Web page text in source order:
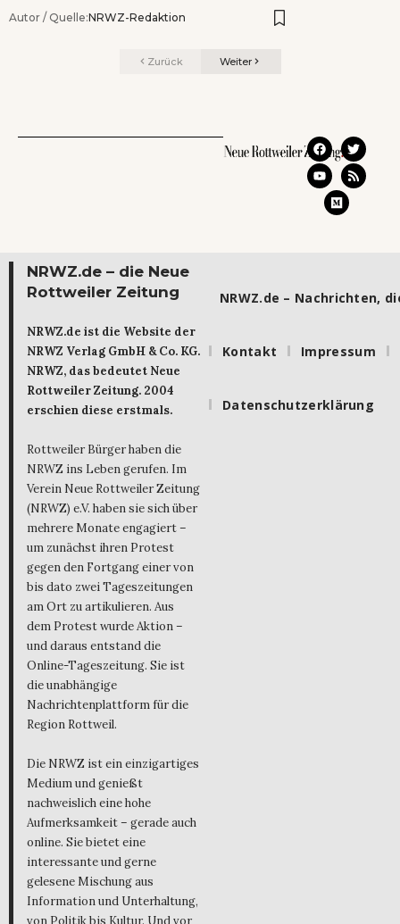
Autor / Quelle:NRWZ-Redaktion
Zurück Weiter
NRWZ.de – die Neue
Rottweiler Zeitung
NRWZ.de ist die Website der
NRWZ Verlag GmbH & Co. KG.
NRWZ, das bedeutet Neue
Rottweiler Zeitung. 2004
erschien diese erstmals.
Rottweiler Bürger haben die
NRWZ ins Leben gerufen. Im
Verein Neue Rottweiler Zeitung
(NRWZ) e.V. haben sie sich über
mehrere Monate engagiert –
um zunächst ihren Protest
gegen den Fortgang einer von
bis dato zwei Tageszeitungen
am Ort zu artikulieren. Aus
dem Protest wurde Aktion –
und daraus entstand die
Online-Tageszeitung. Sie ist
die unabhängige
Nachrichtenplattform für die
Region Rottweil.
Die NRWZ ist ein einzigartiges
Medium und genießt
nachweislich eine hohe
Aufmerksamkeit – gerade auch
online. Sie bietet eine
interessante und gerne
gelesene Mischung aus
Information und Unterhaltung,
NRWZ.de – Nachrichten,
Kontakt Impressum
Datenschutzerklärung